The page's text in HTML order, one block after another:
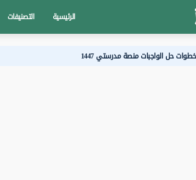
الرئيسية التصنيفات
خطوات حل الواجبات منصة مدرستي 1447